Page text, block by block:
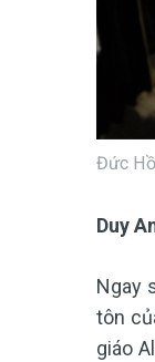
Đức
Duy
Ngay
tôn
giáo